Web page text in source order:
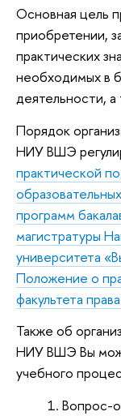
Основная цель
приобретении,
практических
необходимых в
деятельности,
Порядок
НИУ ВШЭ
практической
программ
магистратуры
университета
Положение о
факультета
Также об
НИУ ВШЭ Вы
учебного
Вопрос-